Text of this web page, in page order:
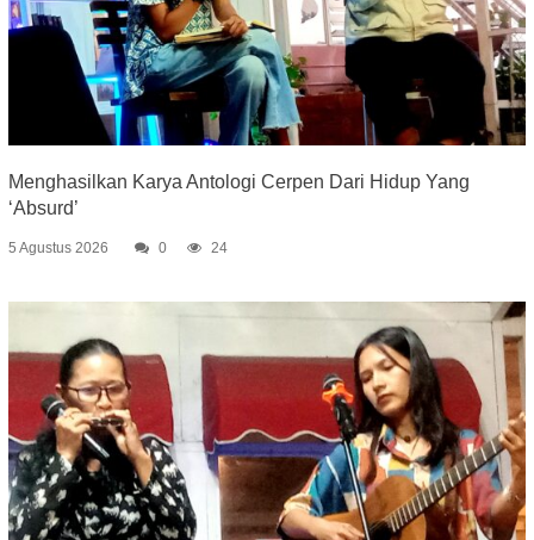
Menghasilkan Karya Antologi Cerpen Dari Hidup Yang
‘Absurd’
5 Agustus 2026 0 24